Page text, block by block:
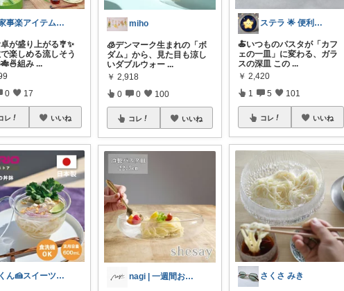
家事楽アイテム・お得情報大好き子育てパパ
が盛り上がる🎐✨
楽しめる流しそう
組み ...
0 17
レ いいね
くん🍰スイーツ＆暮らし
miho
🧊デンマーク生まれの「ボ
ダム」から、見た目も涼し
いダブルウォー ...
￥ 2,918
0 0 100
コレ いいね
nagi | 一週間お休みします🌿
ステラ 🌟 便利グッズと素敵なアイテム
🍝いつものパスタが「カフ
ェの一皿」に変わる、ガラ
スの深皿 この ...
￥ 2,420
1 5 101
コレ いいね
さくさ みき